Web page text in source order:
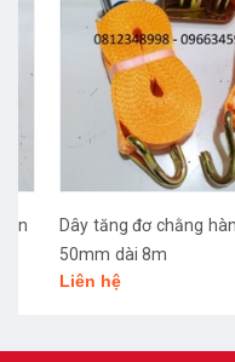
Dây tăng đơ chằng hàng
50mm dài 8m
Liên hệ